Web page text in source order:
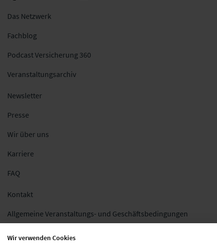
Das Netzwerk
Fachblog
Podcast Versicherung 360
Veranstaltungsarchiv
Newsletter
Presse
Wir über uns
Karriere
FAQ
Kontakt
Allgemeine Veranstaltungs- und Geschäftsbedingungen
Wir verwenden Cookies